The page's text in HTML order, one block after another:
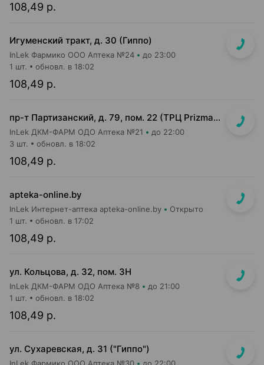
108,49 р.
Игуменский тракт, д. 30 (Гиппо)
InLek Фармико ООО Аптека №24 до 23:00
108,49 р.
1 шт. обновл. в 18:02
пр-т Партизанский, д. 79, пом. 22 (ТРЦ Prizma, подземный этаж вход возле м-на Мила)
InLek ДКМ-ФАРМ ОДО Аптека №21 до 22:00
108,49 р.
3 шт. обновл. в 18:02
apteka-online.by
InLek Интернет-аптека apteka-online.by Открыто
108,49 р.
1 шт. обновл. в 17:02
ул. Кольцова, д. 32, пом. 3Н
InLek ДКМ-ФАРМ ОДО Аптека №8 до 21:00
108,49 р.
1 шт. обновл. в 18:02
ул. Сухаревская, д. 31 ("Гиппо")